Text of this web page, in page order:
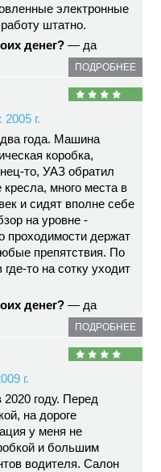
электронные
штатно.
денег? — да
ПОДРОБНЕЕ
г.
года. Машина
коробка,
то, УАЗ обратил
много места в
и сидят вполне себе
на уровне -
проходимости держат
препятствия. По
то на сотку уходит
денег? — да
ПОДРОБНЕЕ
г.
году. Перед
на дороге
у меня не
и большим
водителя. Салон